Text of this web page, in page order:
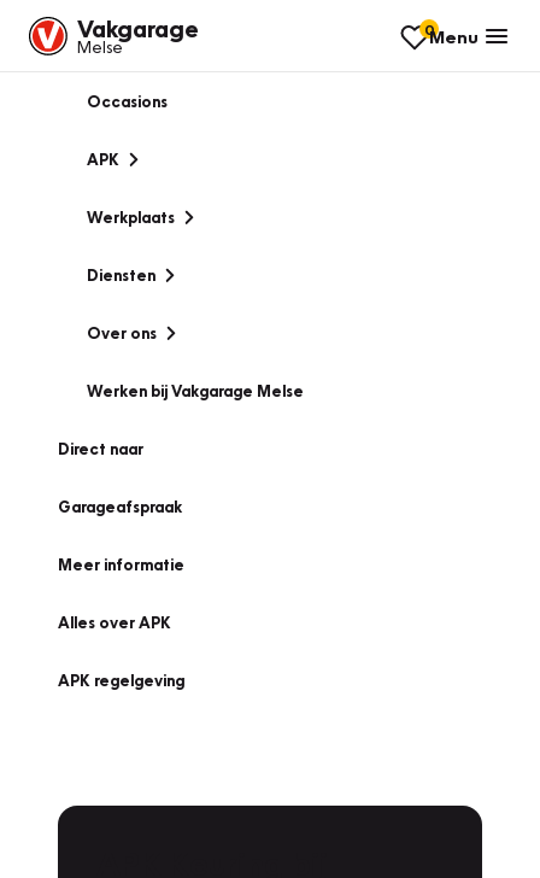
Vakgarage
Melse
0Menu
Occasions
APK
Werkplaats
Diensten
Over ons
Werken bij Vakgarage Melse
Direct naar
Garageafspraak
Meer informatie
Alles over APK
APK regelgeving